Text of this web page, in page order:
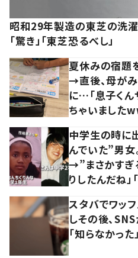
昭和29年製造の東芝の洗
「驚き」「東芝恐るべし」
夏休みの宿題
→直後、母がみ
に…「息子くん
ちゃいました
中学生の時に
んでいた”男
→”まさかすぎ
りしたんだね」
スタバでワッ
しその後、
「知らなかった